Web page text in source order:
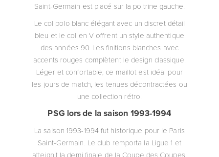
Saint-Germain est placé sur la poitrine gauche.
Le col polo blanc élégant avec un discret détail
bleu et le col en V offrent un style authentique
des années 90. Les finitions blanches avec
accents rouges complètent le design classique.
Léger et confortable, ce maillot est idéal pour
les jours de match, les tenues décontractées ou
une collection rétro.
PSG lors de la saison 1993-1994
La saison 1993-1994 fut historique pour le Paris
Saint-Germain. Le club remporta la Ligue 1 et
atteignit la demi finale de la Coupe des Coupes.